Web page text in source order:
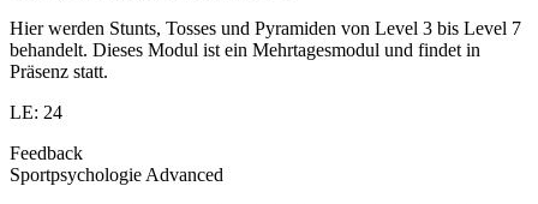
Hier werden Stunts, Tosses und Pyramiden von Level 3 bis Level 7
behandelt. Dieses Modul ist ein Mehrtagesmodul und findet in
Präsenz statt.
LE: 24
Feedback
Sportpsychologie Advanced